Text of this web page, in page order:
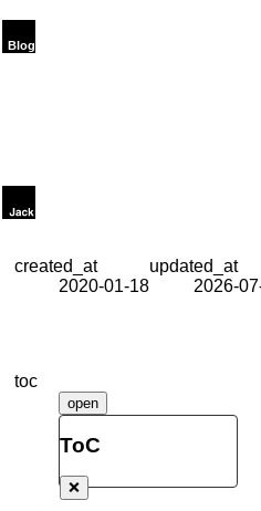
created_at
2020-01-18
updated_at
2026-
toc
open
ToC
❌